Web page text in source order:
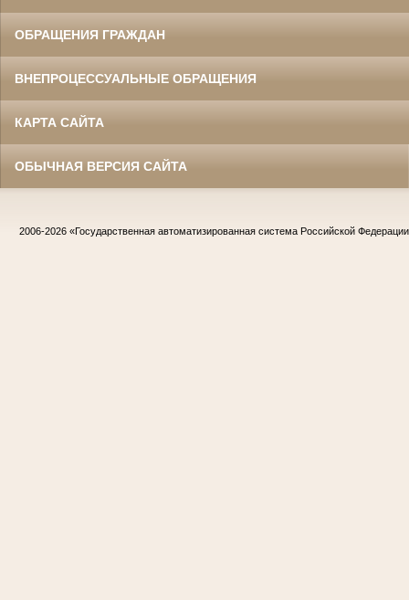
ОБРАЩЕНИЯ ГРАЖДАН
ВНЕПРОЦЕССУАЛЬНЫЕ ОБРАЩЕНИЯ
КАРТА САЙТА
ОБЫЧНАЯ ВЕРСИЯ САЙТА
2006-2026 «Государственная автоматизированная система Российской